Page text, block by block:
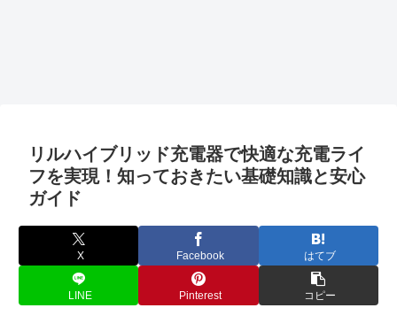
リルハイブリッド充電器で快適な充電ライ
フを実現！知っておきたい基礎知識と安心
ガイド
X Facebook はてブ
LINE Pinterest コピー